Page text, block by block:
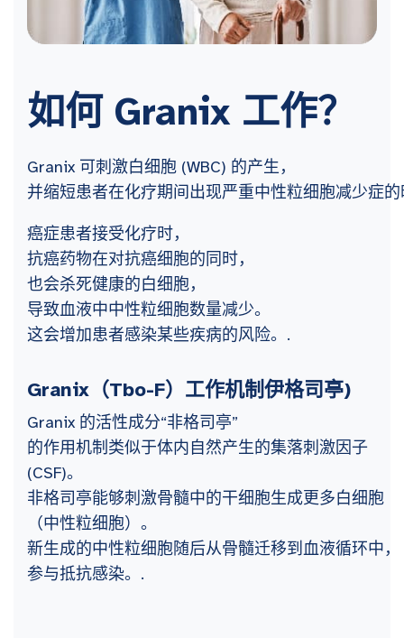
如何 Granix工作？
Granix 可刺激白细胞 (WBC) 的产生，
并缩短患者在化疗期间出现严重中性粒细胞减少症
癌症患者接受化疗时，
抗癌药物在对抗癌细胞的同时，
也会杀死健康的白细胞，
导致血液中中性粒细胞数量减少。
这会增加患者感染某些疾病的风险。.
Granix（Tbo-F）工作机制伊格司亭)
Granix 的活性成分“非格司亭”
的作用机制类似于体内自然产生的集落刺激因子
(CSF)。
非格司亭能够刺激骨髓中的干细胞生成更多白细胞
（中性粒细胞）。
新生成的中性粒细胞随后从骨髓迁移到血液循环中，
参与抵抗感染。.